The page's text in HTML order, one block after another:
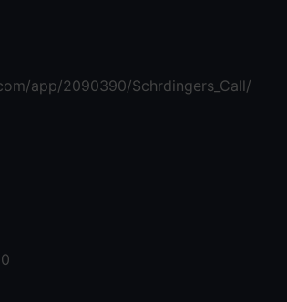
app/2090390/Schrdingers_Call/